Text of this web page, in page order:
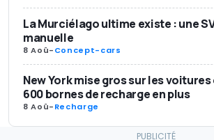
La Murciélago ultime existe : une
manuelle
8 Aoû-Concept-cars
New York mise gros sur les
600 bornes de recharge en plus
8 Aoû-Recharge